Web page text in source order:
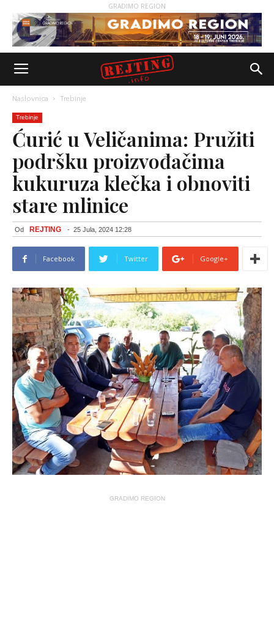
GRADIMO REGION
Naslovnica Trebinje
Trebinje
Ćurić u Veličanima: Pružiti
podršku proizvođačima
kukuruza klečka i obnoviti
stare mlinice
Od REJTING - 25 Jula, 2024 12:28
Facebook Twitter Google+
GRADIMO REGION